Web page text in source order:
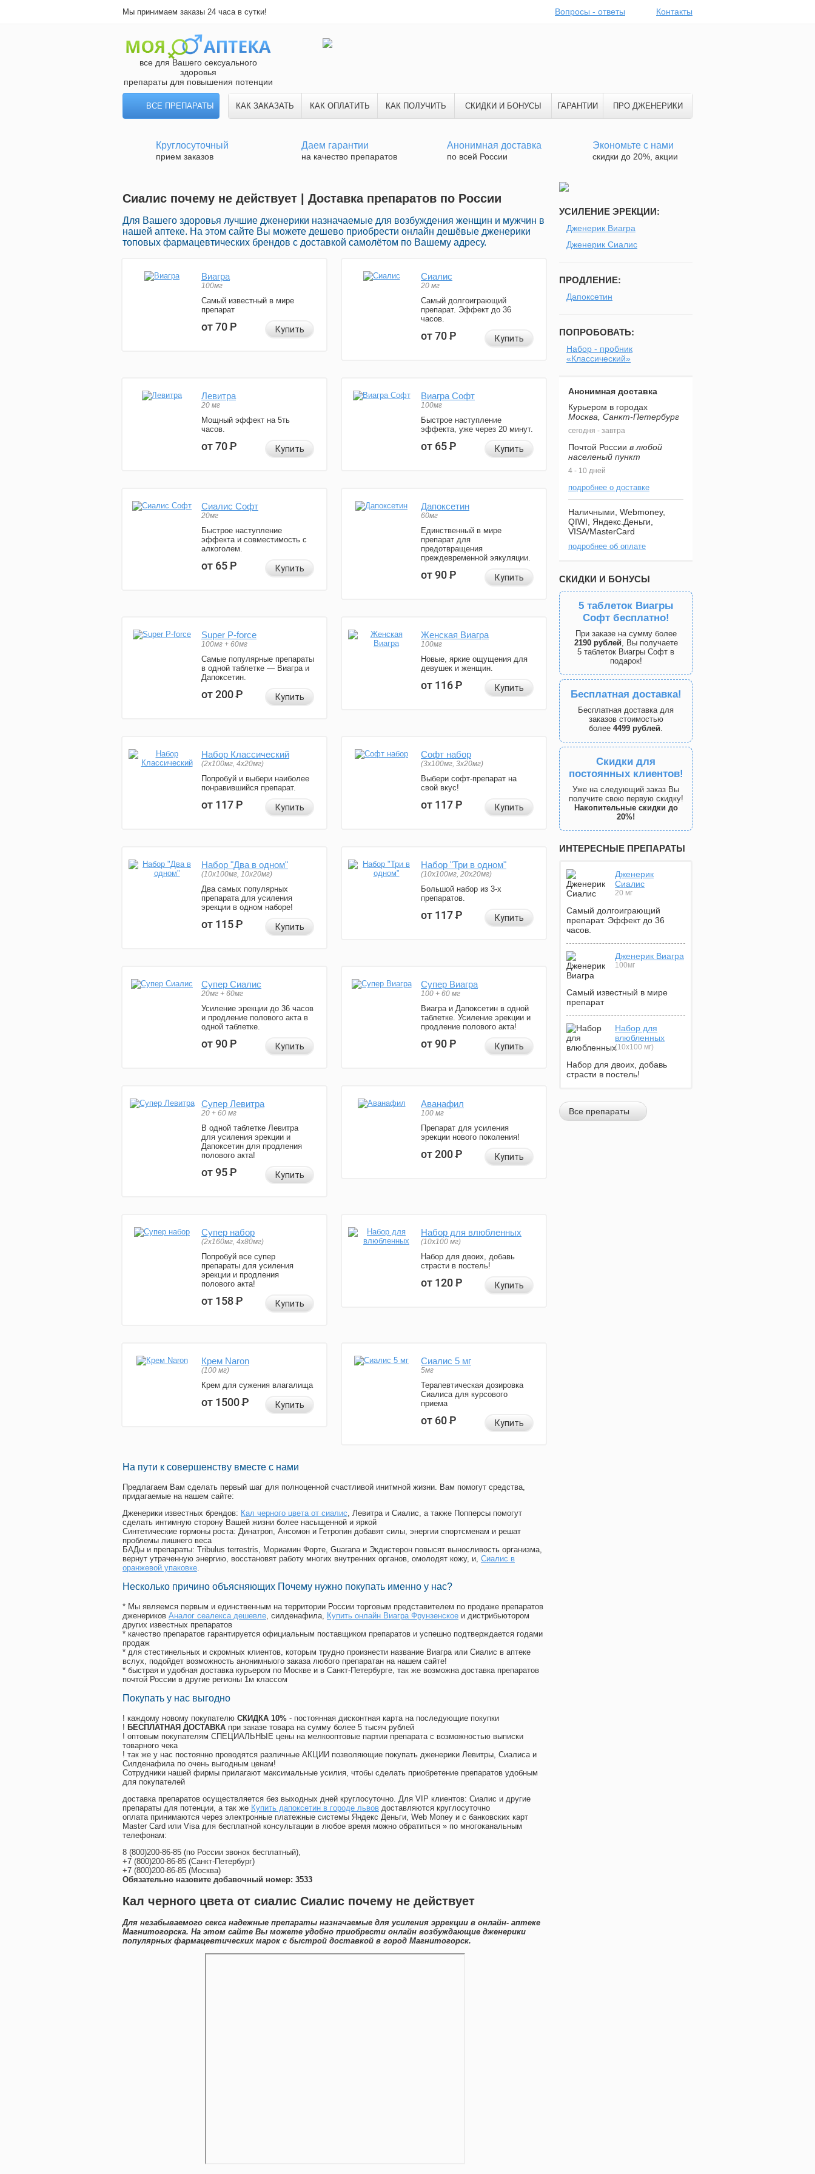
Мы принимаем заказы 24 часа в сутки! Вопросы - ответы Контакты
все для Вашего сексуального
здоровья
препараты для повышения потенции
ВСЕ ПРЕПАРАТЫ КАК ЗАКАЗАТЬ КАК ОПЛАТИТЬ КАК ПОЛУЧИТЬ СКИДКИ И БОНУСЫ ГАРАНТИИ ПРО ДЖЕНЕРИКИ
Круглосуточный
прием заказов
Даем гарантии
на качество препаратов
Анонимная доставка
по всей России
Экономьте с нами
скидки до 20%, акции
Сиалис почему не действует | Доставка препаратов по России
Для Вашего здоровья лучшие дженерики назначаемые для возбуждения женщин и мужчин в
нашей аптеке. На этом сайте Вы можете дешево приобрести онлайн дешёвые дженерики
топовых фармацевтических брендов с доставкой самолётом по Вашему адресу.
Виагра
100мг
Самый известный в мире
препарат
от 70Р Купить
Сиалис
20 мг
Самый долгоиграющий
препарат. Эффект до 36
часов.
от 70Р Купить
Левитра
20 мг
Мощный эффект на 5ть
часов.
от 70Р Купить
Виагра Софт
100мг
Быстрое наступление
эффекта, уже через 20 минут.
от 65Р Купить
Сиалис Софт
20мг
Быстрое наступление
эффекта и совместимость с
алкоголем.
от 65Р Купить
Дапоксетин
60мг
Единственный в мире
препарат для
предотвращения
преждевременной эякуляции.
от 90Р Купить
Super P-force
100мг + 60мг
Самые популярные препараты
в одной таблетке — Виагра и
Дапоксетин.
от 200Р Купить
Женская Виагра
100мг
Новые, яркие ощущения для
девушек и женщин.
от 116Р Купить
Набор Классический
(2x100мг, 4x20мг)
Попробуй и выбери наиболее
понравившийся препарат.
от 117Р Купить
Софт набор
(3x100мг, 3x20мг)
Выбери софт-препарат на
свой вкус!
от 117Р Купить
Набор "Два в одном"
(10x100мг, 10x20мг)
Два самых популярных
препарата для усиления
эрекции в одном наборе!
от 115Р Купить
Набор "Три в одном"
(10x100мг, 20x20мг)
Большой набор из 3-х
препаратов.
от 117Р Купить
Супер Сиалис
20мг + 60мг
Усиление эрекции до 36 часов
и продление полового акта в
одной таблетке.
от 90Р Купить
Супер Виагра
100 + 60 мг
Виагра и Дапоксетин в одной
таблетке. Усиление эрекции и
продление полового акта!
от 90Р Купить
Супер Левитра
20 + 60 мг
В одной таблетке Левитра
для усиления эрекции и
Дапоксетин для продления
полового акта!
от 95Р Купить
Аванафил
100 мг
Препарат для усиления
эрекции нового поколения!
от 200Р Купить
Супер набор
(2х160мг, 4х80мг)
Попробуй все супер
препараты для усиления
эрекции и продления
полового акта!
от 158Р Купить
Набор для влюбленных
(10х100 мг)
Набор для двоих, добавь
страсти в постель!
от 120Р Купить
Крем Naron
(100 мг)
Крем для сужения влагалища
от 1500Р Купить
Сиалис 5 мг
5мг
Терапевтическая дозировка
Сиалиса для курсового
приема
от 60Р Купить
На пути к совершенству вместе с нами
Предлагаем Вам сделать первый шаг для полноценной счастливой инитмной жизни. Вам помогут средства,
придагаемые на нашем сайте:
Дженерики известных брендов: Кал черного цвета от сиалис, Левитра и Сиалис, а также Попперсы помогут
сделать интимную сторону Вашей жизни более насыщенной и яркой
Синтетические гормоны роста: Динатроп, Ансомон и Гетропин добавят силы, энергии спортсменам и решат
проблемы лишнего веса
БАДы и препараты: Tribulus terrestris, Мориамин Форте, Guarana и Экдистерон повысят выносливость организма,
вернут утраченную энергию, восстановят работу многих внутренних органов, омолодят кожу, и, Сиалис в
оранжевой упаковке.
Несколько причино объясняющих Почему нужно покупать именно у нас?
* Мы являемся первым и единственным на территории России торговым представителем по продаже препаратов
дженериков Аналог сеалекса дешевле, силденафила, Купить онлайн Виагра Фрунзенское и дистрибьютором
других известных препаратов
* качество препаратов гарантируется официальным поставщиком препаратов и успешно подтверждается годами
продаж
* для стестинельных и скромных клиентов, которым трудно произнести название Виагра или Сиалис в аптеке
вслух, подойдет возможность анонимныого заказа любого препаратан на нашем сайте!
* быстрая и удобная доставка курьером по Москве и в Санкт-Петербурге, так же возможна доставка препаратов
почтой России в другие регионы 1м классом
Покупать у нас выгодно
! каждому новому покупателю СКИДКА 10% - постоянная дисконтная карта на последующие покупки
! БЕСПЛАТНАЯ ДОСТАВКА при заказе товара на сумму более 5 тысяч рублей
! оптовым покупателям СПЕЦИАЛЬНЫЕ цены на мелкооптовые партии препарата с возможностью выписки
товарного чека
! так же у нас постоянно проводятся различные АКЦИИ позволяющие покупать дженерики Левитры, Сиалиса и
Силденафила по очень выгодным ценам!
Cотрудники нашей фирмы прилагают максимальные усилия, чтобы сделать приобретение препаратов удобным
для покупателей
доставка препаратов осуществляется без выходных дней круглосуточно. Для VIP клиентов: Сиалис и другие
препараты для потенции, а так же Купить дапоксетин в городе львов доставляются круглосуточно
оплата принимаются через электронные платежные системы Яндекс Деньги, Web Money и с банковских карт
Master Card или Visa для бесплатной консультации в любое время можно обратиться » по многоканальным
телефонам:
8 (800)200-86-85 (по России звонок бесплатный),
+7 (800)200-86-85 (Санкт-Петербург)
+7 (800)200-86-85 (Москва)
Обязательно назовите добавочный номер: 3533
Кал черного цвета от сиалис Сиалис почему не действует
Для незабываемого секса надежные препараты назначаемые для усиления эррекции в онлайн- аптеке
Магнитогорска. На этом сайте Вы можете удобно приобрести онлайн возбуждающие дженерики
популярных фармацевтических марок с быстрой доставкой в город Магнитогорск.
УСИЛЕНИЕ ЭРЕКЦИИ:
Дженерик Виагра
Дженерик Сиалис
ПРОДЛЕНИЕ:
Дапоксетин
ПОПРОБОВАТЬ:
Набор - пробник
«Классический»
Анонимная доставка
Курьером в городах
Москва, Санкт-Петербург
сегодня - завтра
Почтой России в любой
населеный пункт
4 - 10 дней
подробнее о доставке
Наличными, Webmoney,
QIWI, Яндекс.Деньги,
VISA/MasterCard
подробнее об оплате
СКИДКИ И БОНУСЫ
5 таблеток Виагры
Софт бесплатно!
При заказе на сумму более
2190 рублей, Вы получаете
5 таблеток Виагры Софт в
подарок!
Бесплатная доставка!
Бесплатная доставка для
заказов стоимостью
более 4499 рублей.
Скидки для
постоянных клиентов!
Уже на следующий заказ Вы
получите свою первую скидку!
Накопительные скидки до
20%!
ИНТЕРЕСНЫЕ ПРЕПАРАТЫ
Дженерик
Сиалис
20 мг
Самый долгоиграющий
препарат. Эффект до 36
часов.
Дженерик Виагра
100мг
Самый известный в мире
препарат
Набор для
влюбленных
(10х100 мг)
Набор для двоих, добавь
страсти в постель!
Все препараты